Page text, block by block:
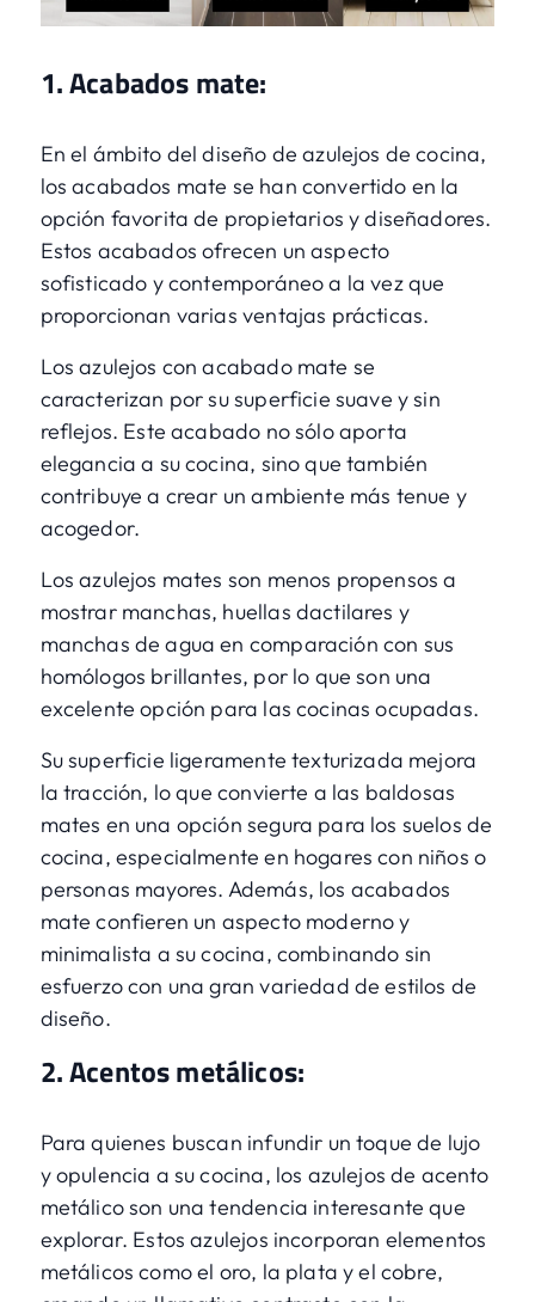
1. Acabados mate:
En el ámbito del diseño de azulejos de cocina,
los acabados mate se han convertido en la
opción favorita de propietarios y diseñadores.
Estos acabados ofrecen un aspecto
sofisticado y contemporáneo a la vez que
proporcionan varias ventajas prácticas.
Los azulejos con acabado mate se
caracterizan por su superficie suave y sin
reflejos. Este acabado no sólo aporta
elegancia a su cocina, sino que también
contribuye a crear un ambiente más tenue y
acogedor.
Los azulejos mates son menos propensos a
mostrar manchas, huellas dactilares y
manchas de agua en comparación con sus
homólogos brillantes, por lo que son una
excelente opción para las cocinas ocupadas.
Su superficie ligeramente texturizada mejora
la tracción, lo que convierte a las baldosas
mates en una opción segura para los suelos de
cocina, especialmente en hogares con niños o
personas mayores. Además, los acabados
mate confieren un aspecto moderno y
minimalista a su cocina, combinando sin
esfuerzo con una gran variedad de estilos de
diseño.
2. Acentos metálicos:
Para quienes buscan infundir un toque de lujo
y opulencia a su cocina, los azulejos de acento
metálico son una tendencia interesante que
explorar. Estos azulejos incorporan elementos
metálicos como el oro, la plata y el cobre,